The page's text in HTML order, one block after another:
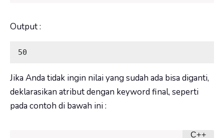
Output :
50
Jika Anda tidak ingin nilai yang sudah ada bisa diganti,
deklarasikan atribut dengan keyword final, seperti
pada contoh di bawah ini :